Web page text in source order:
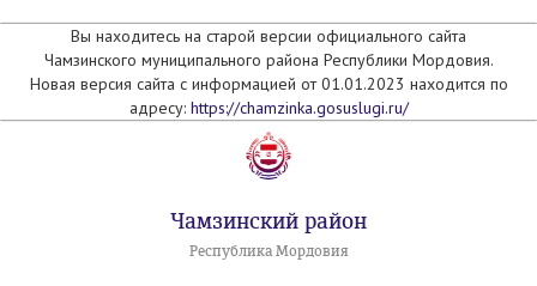
Вы находитесь на старой версии официального сайта
Чамзинского муниципального района Республики Мордовия.
Новая версия сайта с информацией от 01.01.2023 находится по
адресу: https://chamzinka.gosuslugi.ru/
Чамзинский район
Республика Мордовия